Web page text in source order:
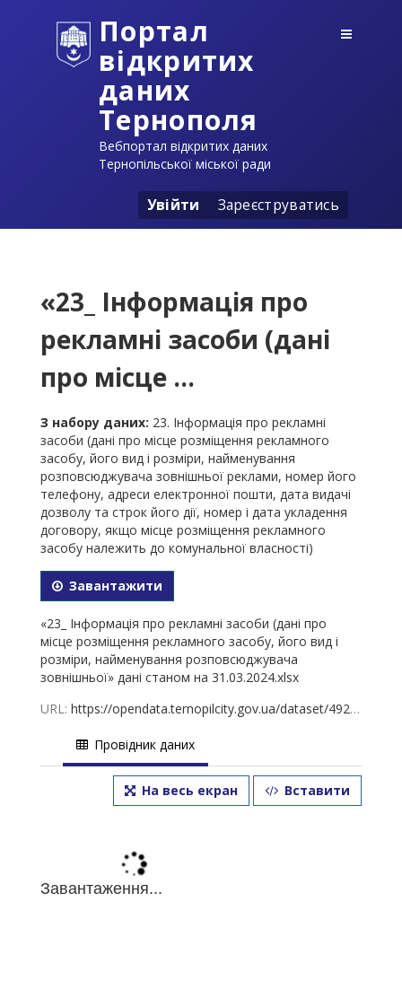
Портал
відкритих
даних
Тернополя
Вебпортал відкритих даних
Тернопільської міської ради
Увійти Зареєструватись
«23_ Інформація про
рекламні засоби (дані
про місце ...
З набору даних: 23. Інформація про рекламні
засоби (дані про місце розміщення рекламного
засобу, його вид і розміри, найменування
розповсюджувача зовнішньої реклами, номер його
телефону, адреси електронної пошти, дата видачі
дозволу та строк його дії, номер і дата укладення
договору, якщо місце розміщення рекламного
засобу належить до комунальної власності)
Завантажити
«23_ Інформація про рекламні засоби (дані про
місце розміщення рекламного засобу, його вид і
розміри, найменування розповсюджувача
зовнішньої» дані станом на 31.03.2024.xlsx
URL: https://opendata.ternopilcity.gov.ua/dataset/49239247-23b4-44ab-9b47-0e0a42e2e072/resource/57aeaf00-542b-4827-81bc-39152c5ecc6c/download/23_-31.03.2024.xlsx
Провідник даних
На весь екран Вставити